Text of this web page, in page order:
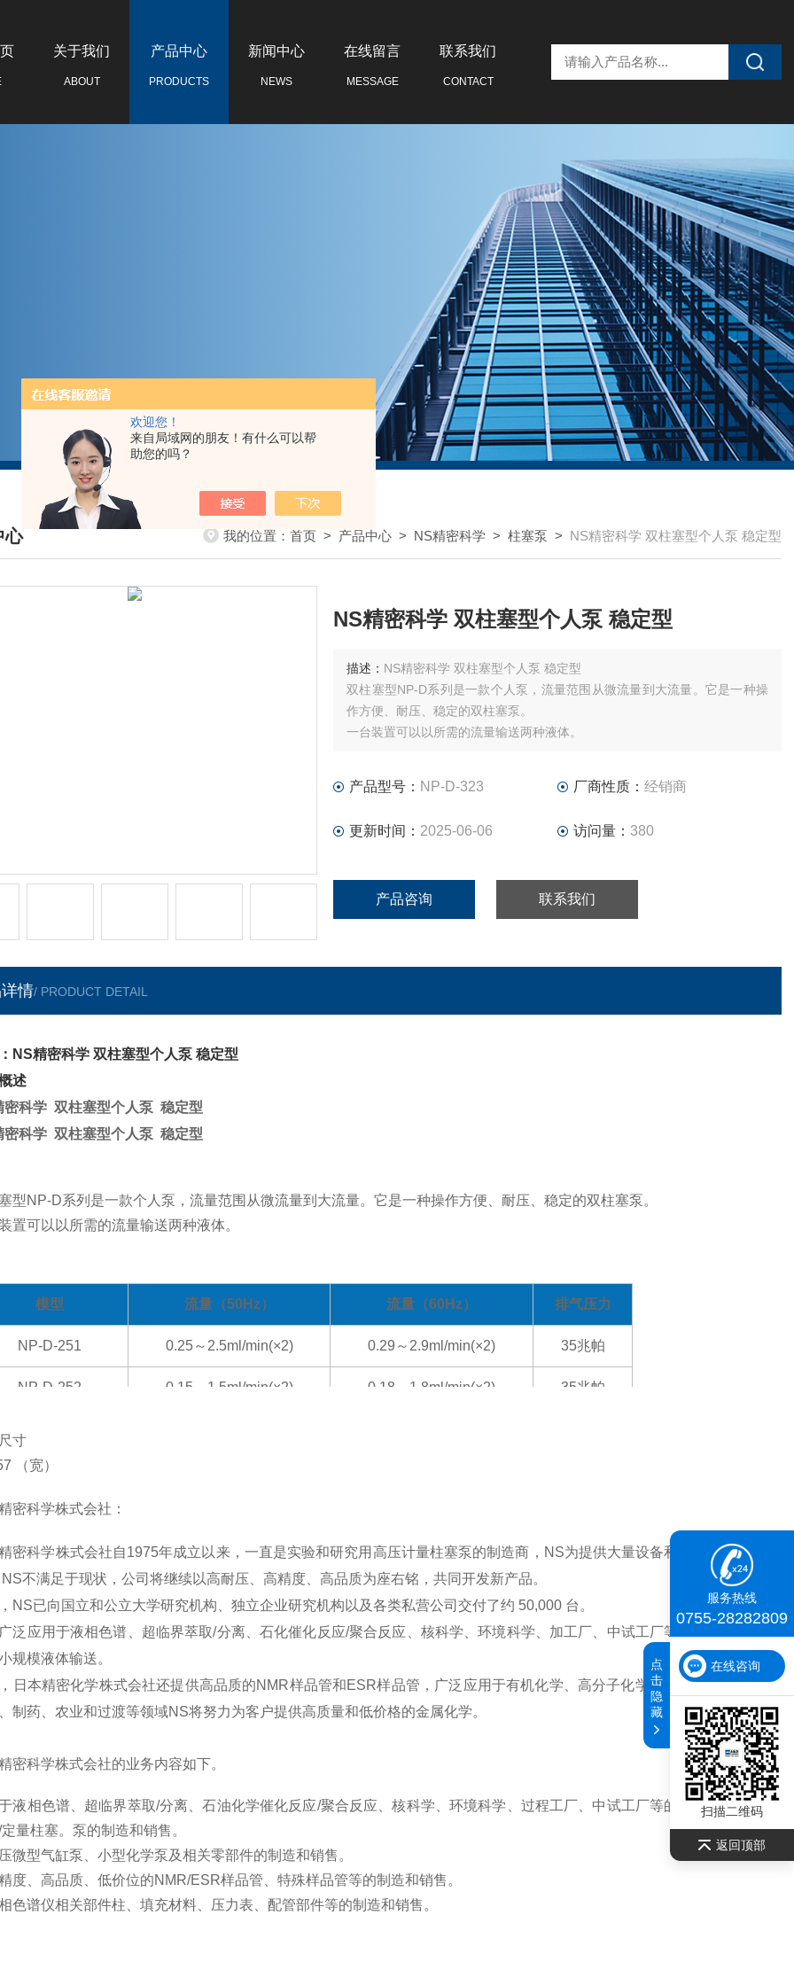
欢迎您！
来自局域网的朋友！有什么可以帮
助您的吗？
关于我们
ABOUT
产品中心
PRODUCTS
新闻中心
NEWS
在线留言
MESSAGE
联系我们
CONTACT
心
CENTER
我的位置： 首页 > 产品中心 > NS精密科学 > 柱塞泵 > NS精密科学 双柱塞型个人泵 稳定型
NS精密科学 双柱塞型个人泵 稳定型
描述：
NS精密科学 双柱塞型个人泵 稳定型
双柱塞型NP-D系列是一款个人泵，流量范围从微流量到大流量。它是一种操
作方便、耐压、稳定的双柱塞泵。
一台装置可以以所需的流量输送两种液体。
产品型号： NP-D-323 厂商性质： 经销商
更新时间： 2025-06-06 访问量： 380
产品咨询 联系我们
情/ PRODUCT DETAIL
NS精密科学 双柱塞型个人泵 稳定型
述
密科学 双柱塞型个人泵 稳定型
密科学 双柱塞型个人泵 稳定型
型NP-D系列是一款个人泵，流量范围从微流量到大流量。它是一种操作方便、耐压、稳定的双柱塞泵。
置可以以所需的流量输送两种液体。
模型 流量（50Hz） 流量（60Hz） 排气压力
NP-D-251 0.25～2.5ml/min(×2) 0.29～2.9ml/min(×2) 35兆帕
NP-D-252 0.15～1.5ml/min(×2) 0.18～1.8ml/min(×2) 35兆帕
NP-D-321
NP-D-322
NP-D-323 0.31～3.1ml/min(×2) 0.38～3.8ml/min(×2) 60兆帕
NP-D-461 1.80～18.0ml/min(×2) 2.16～21.6ml/min(×2) 30兆帕
NP-D-462 1.08～10.8ml/min(×2) 1.30～13.0ml/min(×2) 30兆帕
NP-D-463 0.65～6.5ml/min(×2) 0.78～7.8ml/min(×2) 30兆帕
NP-D-701 4.17～41.7ml/min(×2) 5.00～50.0ml/min(×2)
NP-D-702 2.50～25.0ml/min(×2)
NP-D-703 1.50～15.0ml/min(×2) 1.80～18.0ml/min(×2) 15兆帕
NP-D-1001 8.5～85ml/min(×2)
NP-D-1002 5.1～51ml/min(×2) 6.1～61ml/min(×2)
寸
（宽）
密科学株式会社：
密科学株式会社自1975年成立以来，一直是实验和研究用高压计量柱塞泵的制造商，NS为提供大量设备和协助而感到自
NS不满足于现状，公司将继续以高耐压、高精度、高品质为座右铭，共同开发新产品。
NS已向国立和公立大学研究机构、独立企业研究机构以及各类私营公司交付了约 50,000 台。
泛应用于液相色谱、超临界萃取/分离、石化催化反应/聚合反应、核科学、环境科学、加工厂、中试工厂等，以及化学溶
规模液体输送。
日本精密化学株式会社还提供高品质的NMR样品管和ESR样品管，广泛应用于有机化学、高分子化学、合成化学、生物
制药、农业和过渡等领域NS将努力为客户提供高质量和低价格的金属化学。
密科学株式会社的业务内容如下。
液相色谱、超临界萃取/分离、石油化学催化反应/聚合反应、核科学、环境科学、过程工厂、中试工厂等的实验和研究用
量柱塞。泵的制造和销售。
微型气缸泵、小型化学泵及相关零部件的制造和销售。
度、高品质、低价位的NMR/ESR样品管、特殊样品管等的制造和销售。
色谱仪相关部件柱、填充材料、压力表、配管部件等的制造和销售。
服务热线
0755-28282809
在线咨询
扫描二维码
返回顶部
点
击
隐
藏